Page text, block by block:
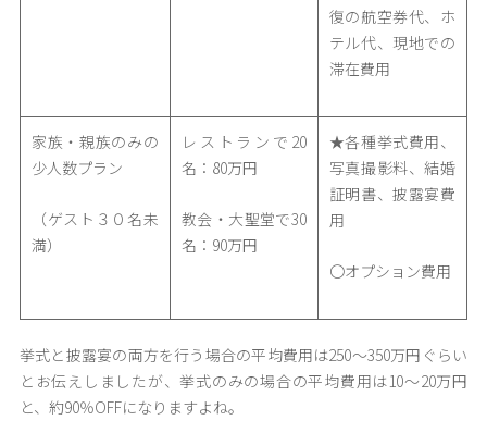
復の航空券代、ホ
テル代、現地での
滞在費用
家族・親族のみの
少人数プラン
（ゲスト３０名未
満）
レストランで20
名：80万円
教会・大聖堂で30
名：90万円
★各種挙式費用、
写真撮影料、結婚
証明書、披露宴費
用
〇オプション費用
挙式と披露宴の両方を行う場合の平均費用は250～350万円ぐらい
とお伝えしましたが、挙式のみの場合の平均費用は10～20万円
と、約90％OFFになりますよね。